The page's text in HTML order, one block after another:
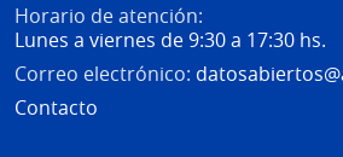
Horario de atención:
Lunes a viernes de 9:30 a 17:30 hs.
Correo electrónico:
Contacto